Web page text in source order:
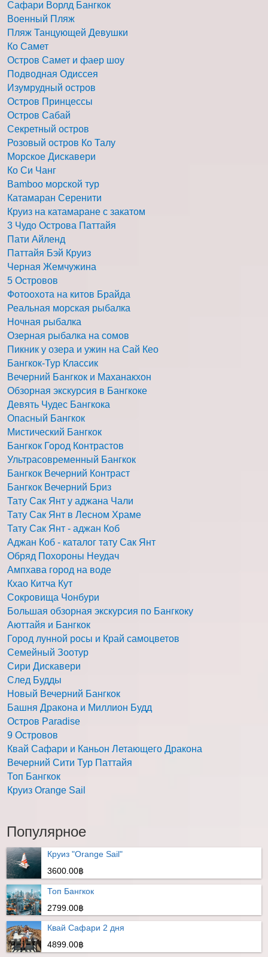
Сафари Ворлд Бангкок
Военный Пляж
Пляж Танцующей Девушки
Ко Самет
Остров Самет и фаер шоу
Подводная Одиссея
Изумрудный остров
Остров Принцессы
Остров Сабай
Секретный остров
Розовый остров Ко Талу
Морское Дискавери
Ко Си Чанг
Bamboo морской тур
Катамаран Серенити
Круиз на катамаране с закатом
3 Чудо Острова Паттайя
Пати Айленд
Паттайя Бэй Круиз
Черная Жемчужина
5 Островов
Фотоохота на китов Брайда
Реальная морская рыбалка
Ночная рыбалка
Озерная рыбалка на сомов
Пикник у озера и ужин на Сай Кео
Бангкок-Тур Классик
Вечерний Бангкок и Маханакхон
Обзорная экскурсия в Бангкоке
Девять Чудес Бангкока
Опасный Бангкок
Мистический Бангкок
Бангкок Город Контрастов
Ультрасовременный Бангкок
Бангкок Вечерний Контраст
Бангкок Вечерний Бриз
Тату Сак Янт у аджана Чали
Тату Сак Янт в Лесном Храме
Тату Сак Янт - аджан Коб
Аджан Коб - каталог тату Сак Янт
Обряд Похороны Неудач
Ампхава город на воде
Кхао Китча Кут
Сокровища Чонбури
Большая обзорная экскурсия по Бангкоку
Аюттайя и Бангкок
Город лунной росы и Край самоцветов
Семейный Зоотур
Сири Дискавери
След Будды
Новый Вечерний Бангкок
Башня Дракона и Миллион Будд
Остров Paradise
9 Островов
Квай Сафари и Каньон Летающего Дракона
Вечерний Сити Тур Паттайя
Топ Бангкок
Круиз Orange Sail
Популярное
Круиз "Orange Sail"
3600.00฿
Топ Бангкок
2799.00฿
Квай Сафари 2 дня
4899.00฿